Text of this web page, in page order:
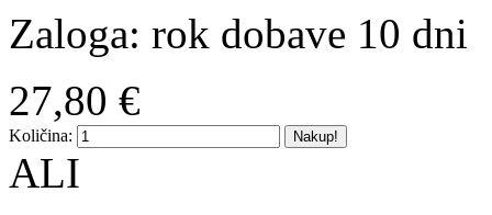
Zaloga: rok dobave 10 dni
27,80 €
Količina: Nakup!
ALI